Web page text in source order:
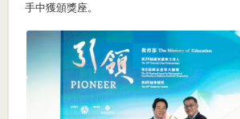
手中獲頒獎座。